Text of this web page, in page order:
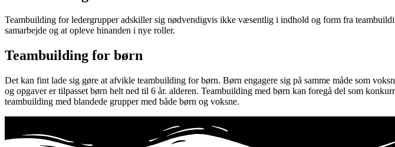
Teambuilding for ledergrupper adskiller sig nødvendigvis ikke væsentlig i indhold og form fra
samarbejde og at opleve hinanden i nye roller.
Teambuilding for børn
Det kan fint lade sig gøre at afvikle teambuilding for børn. Børn engagere sig på samme måde som
og opgaver er tilpasset børn helt ned til 6 år. alderen. Teambuilding med børn kan foregå del som
teambuilding med blandede grupper med både børn og voksne.